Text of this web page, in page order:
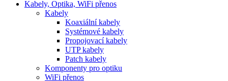
Kabely, Optika, WiFi přenos
Kabely
Koaxiální kabely
Systémové kabely
Propojovací kabely
UTP kabely
Patch kabely
Komponenty pro optiku
WiFi přenos